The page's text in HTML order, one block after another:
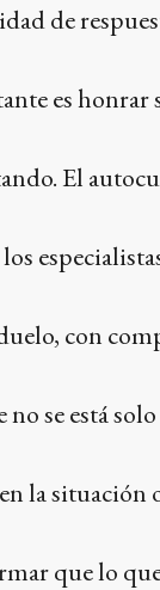
de
es honrar
El
con
no se está
la situación
que lo